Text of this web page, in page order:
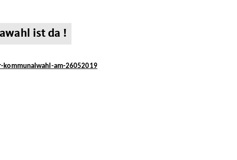
ist da !
am-26052019